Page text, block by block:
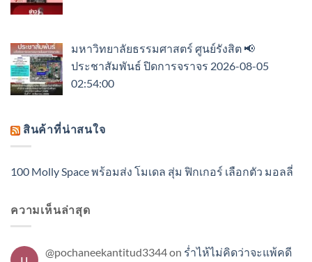
มหาวิทยาลัยธรรมศาสตร์ ศูนย์รังสิต 📢
ประชาสัมพันธ์ ปิดการจราจร 2026-08-05
02:54:00
สินค้าที่น่าสนใจ
100 Molly Space พร้อมส่ง โมเดล สุ่ม ฟิกเกอร์ เลือกตัว มอลลี่
ความเห็นล่าสุด
@pochaneekantitud3344on ร่ำไห้ไม่คิดว่าจะแพ้คดี